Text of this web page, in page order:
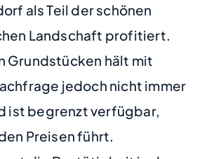
als Teil der schönen
Landschaft profitiert.
Grundstücken hält mit
jedoch nicht immer
ist begrenzt verfügbar,
Preisen führt.